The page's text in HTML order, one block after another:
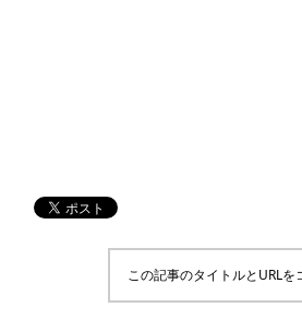
この記事のタイトルとURLを